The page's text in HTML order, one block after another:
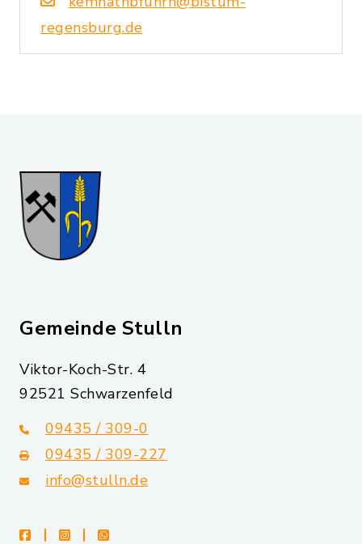
regensburg.de
Gemeinde Stulln
Viktor-Koch-Str. 4
92521 Schwarzenfeld
09435 / 309-0
09435 / 309-227
info@stulln.de
facebookinstagramwhatsapp